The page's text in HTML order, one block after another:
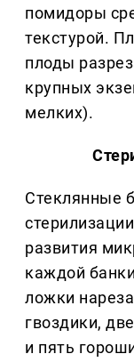
помидоры
текстурой.
плоды
крупных
мелких).
Стеклянные
развития
каждой
ложки
гвоздики,
и пять